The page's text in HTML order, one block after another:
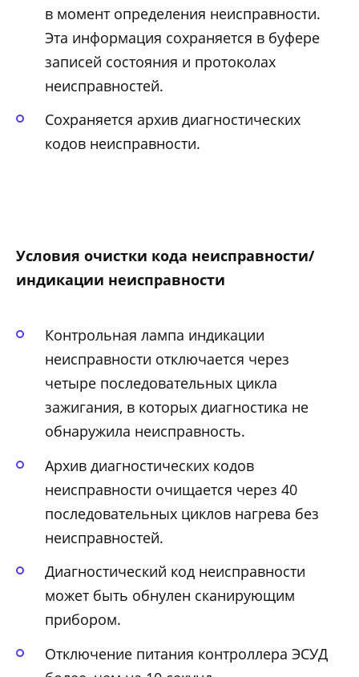
в момент определения неисправности.
Эта информация сохраняется в буфере
записей состояния и протоколах
неисправностей.
Сохраняется архив диагностических
кодов неисправности.
Условия очистки кода неисправности/
индикации неисправности
Контрольная лампа индикации
неисправности отключается через
четыре последовательных цикла
зажигания, в которых диагностика не
обнаружила неисправность.
Архив диагностических кодов
неисправности очищается через 40
последовательных циклов нагрева без
неисправностей.
Диагностический код неисправности
может быть обнулен сканирующим
прибором.
Отключение питания контроллера ЭСУД